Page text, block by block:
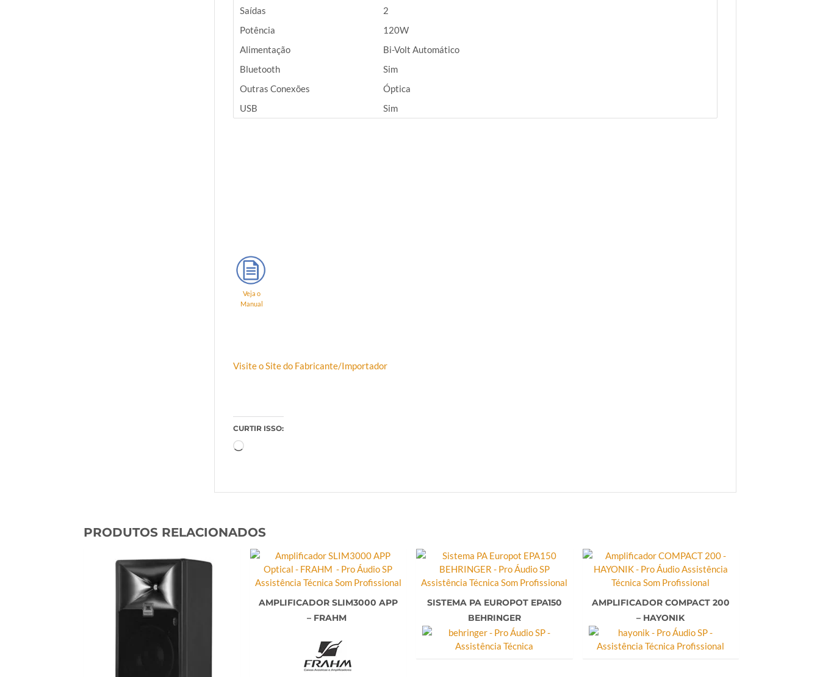
Saídas
2
Potência
120W
Alimentação
Bi-Volt Automático
Bluetooth
Sim
Outras Conexões
Óptica
USB
Sim
Veja o
Manual
Visite o Site do Fabricante/Importador
CURTIR ISSO:
Carregando...
PRODUTOS RELACIONADOS
AMPLIFICADOR SLIM3000 APP
– FRAHM
SISTEMA PA EUROPOT EPA150
BEHRINGER
AMPLIFICADOR COMPACT 200
– HAYONIK